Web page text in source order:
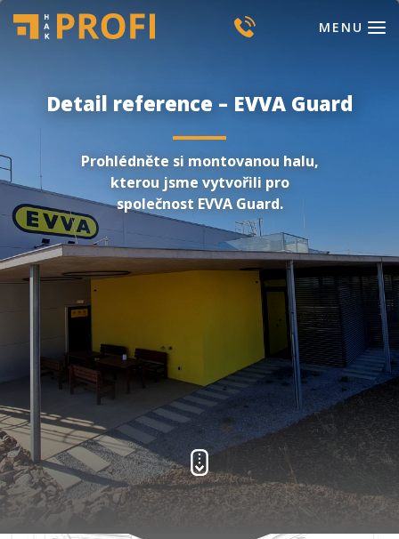
MENU
Detail reference – EVVA Guard
Prohlédněte si montovanou halu,
kterou jsme vytvořili pro
společnost EVVA Guard.